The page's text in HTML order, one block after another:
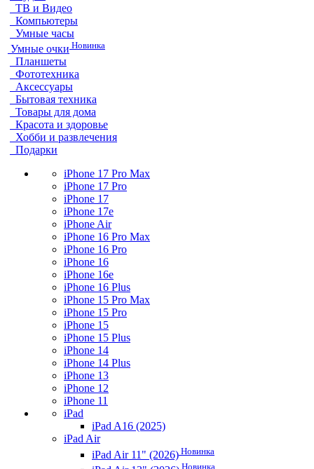
ТВ и Видео
Компьютеры
Умные часы
Умные очки Новинка
Планшеты
Фототехника
Аксессуары
Бытовая техника
Товары для дома
Красота и здоровье
Хобби и развлечения
Подарки
iPhone 17 Pro Max
iPhone 17 Pro
iPhone 17
iPhone 17e
iPhone Air
iPhone 16 Pro Max
iPhone 16 Pro
iPhone 16
iPhone 16e
iPhone 16 Plus
iPhone 15 Pro Max
iPhone 15 Pro
iPhone 15
iPhone 15 Plus
iPhone 14
iPhone 14 Plus
iPhone 13
iPhone 12
iPhone 11
iPad
iPad A16 (2025)
iPad Air
iPad Air 11" (2026) Новинка
Новинка